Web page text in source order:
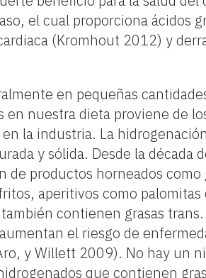
el cual proporciona ácidos
(Kromhout 2012) y
en pequeñas
en nuestra dieta proviene de
la industria. La
y sólida. Desde la década
productos horneados como
aperitivos como palomitas
contienen grasas
el riesgo de
y Willett 2009). No hay un
que contienen